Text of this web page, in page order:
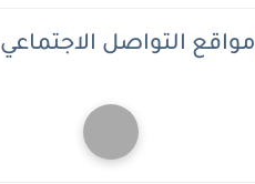
مواقع التواصل الاجتماعي